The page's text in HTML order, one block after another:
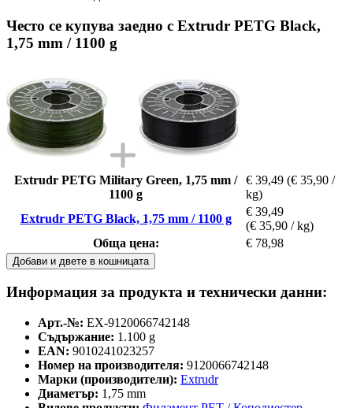
Често се купува заедно с Extrudr PETG Black,
1,75 mm / 1100 g
Extrudr PETG Military Green, 1,75 mm /
1100 g
€ 39,49 (€ 35,90 /
kg)
Extrudr PETG Black, 1,75 mm / 1100 g
€ 39,49
(€ 35,90 / kg)
Обща цена:
€ 78,98
Добави и двете в кошницата
Информация за продукта и технически данни:
Арт.-№: EX-9120066742148
Съдържание: 1.100 g
EAN: 9010241023257
Номер на производителя: 9120066742148
Марки (производители): Extrudr
Диаметър: 1,75 mm